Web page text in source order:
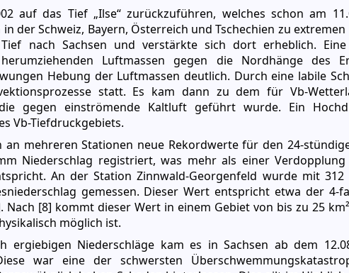
auf das Tief „Ilse“ zurückzuführen, welches schon am
der Schweiz, Bayern, Österreich und Tschechien zu
nach Sachsen und verstärkte sich dort erheblich. Eine
Luftmassen gegen die Nordhänge des
Hebung der Luftmassen deutlich. Durch eine labile
statt. Es kam dann zu dem für Vb-
gegen einströmende Kaltluft geführt wurde. Ein
Vb-Tiefdruckgebiets.
mehreren Stationen neue Rekordwerte für den 24-
Niederschlag registriert, was mehr als einer
An der Station Zinnwald-Georgenfeld wurde mit
gemessen. Dieser Wert entspricht etwa der 4-
[8] kommt dieser Wert in einem Gebiet von bis zu 25
möglich ist.
ergiebigen Niederschläge kam es in Sachsen ab dem
war eine der schwersten